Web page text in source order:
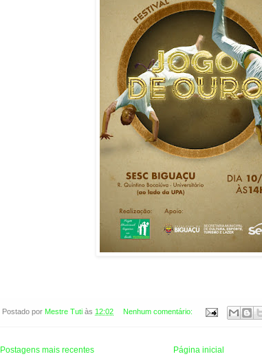
Postado por Mestre Tuti às 12:02 Nenhum comentário:
Postagens mais recentes
Página inicial